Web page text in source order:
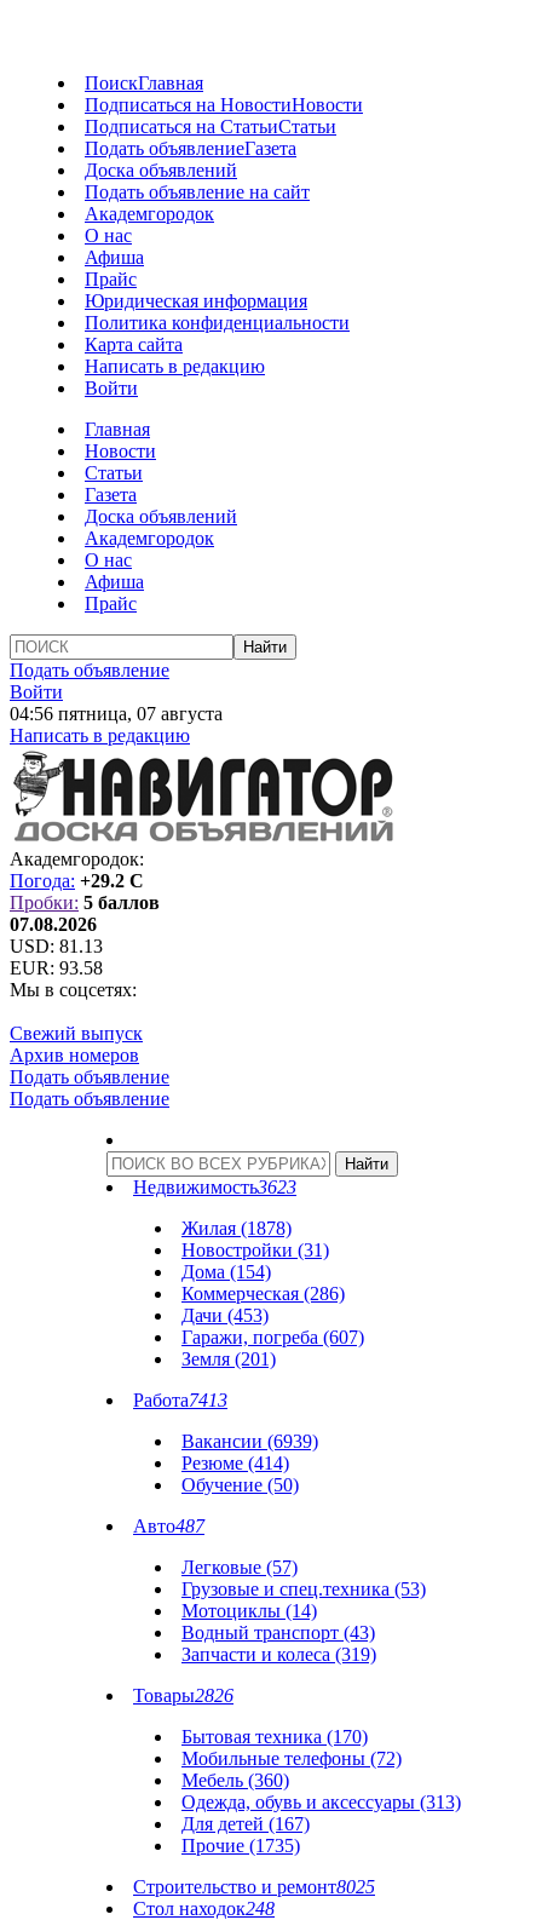
ПоискГлавная
Подписаться на НовостиНовости
Подписаться на СтатьиСтатьи
Подать объявлениеГазета
Доска объявлений
Подать объявление на сайт
Академгородок
О нас
Афиша
Прайс
Юридическая информация
Политика конфиденциальности
Карта сайта
Написать в редакцию
Войти
Главная
Новости
Статьи
Газета
Доска объявлений
Академгородок
О нас
Афиша
Прайс
Подать объявление
Войти
04:56 пятница, 07 августа
Написать в редакцию
Академгородок:
Погода: +29.2 C
Пробки: 5 баллов
07.08.2026
USD: 81.13
EUR: 93.58
Мы в соцсетях:
Свежий выпуск
Архив номеров
Подать объявление
Подать объявление
Недвижимость3623
Жилая (1878)
Новостройки (31)
Дома (154)
Коммерческая (286)
Дачи (453)
Гаражи, погреба (607)
Земля (201)
Работа7413
Вакансии (6939)
Резюме (414)
Обучение (50)
Авто487
Легковые (57)
Грузовые и спец.техника (53)
Мотоциклы (14)
Водный транспорт (43)
Запчасти и колеса (319)
Товары2826
Бытовая техника (170)
Мобильные телефоны (72)
Мебель (360)
Одежда, обувь и аксессуары (313)
Для детей (167)
Прочие (1735)
Строительство и ремонт8025
Стол находок248